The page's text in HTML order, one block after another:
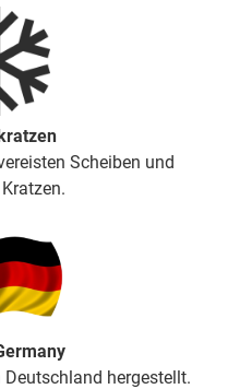
Scheiben und
Deutschland hergestellt.